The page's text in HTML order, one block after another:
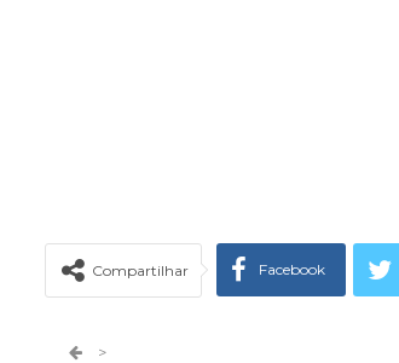
Compartilhar Facebook
>